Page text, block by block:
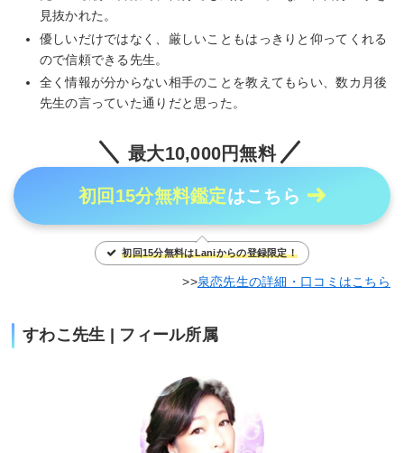
見抜かれた。
優しいだけではなく、厳しいこともはっきりと仰ってくれる
ので信頼できる先生。
全く情報が分からない相手のことを教えてもらい、数カ月後
先生の言っていた通りだと思った。
最大10,000円無料
初回15分無料鑑定はこちら
初回15分無料はLaniからの登録限定！
泉恋先生の詳細・口コミはこちら
すわこ先生 | フィール所属